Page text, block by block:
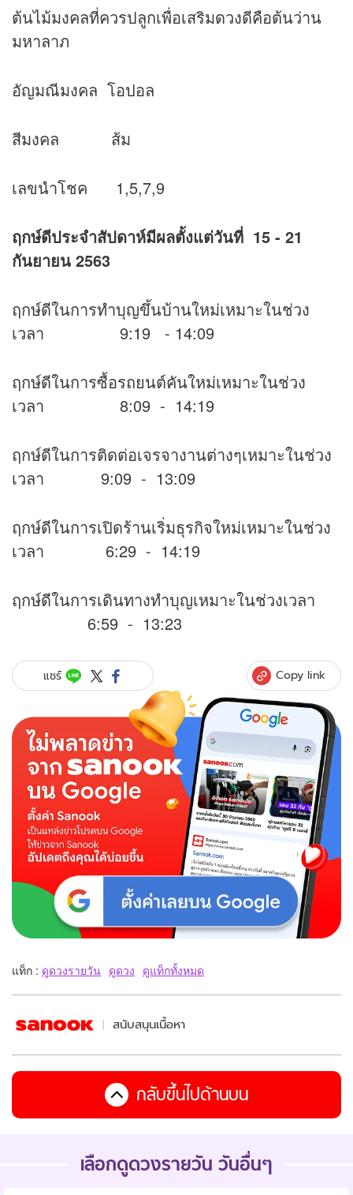
ต้นไม้มงคลที่ควรปลูกเพื่อเสริมดวงดีคือต้นว่าน
มหาลาภ
อัญมณีมงคล โอปอล
สีมงคล ส้ม
เลขนำโชค 1,5,7,9
ฤกษ์ดีประจำสัปดาห์มีผลตั้งแต่วันที่ 15 - 21
กันยายน 2563
ฤกษ์ดีในการทำบุญขึ้นบ้านใหม่เหมาะในช่วง
เวลา 9:19 - 14:09
ฤกษ์ดีในการซื้อรถยนต์คันใหม่เหมาะในช่วง
เวลา 8:09 - 14:19
ฤกษ์ดีในการติดต่อเจรจางานต่างๆเหมาะในช่วง
เวลา 9:09 - 13:09
ฤกษ์ดีในการเปิดร้านเริ่มธุรกิจใหม่เหมาะในช่วง
เวลา 6:29 - 14:19
ฤกษ์ดีในการเดินทางทำบุญเหมาะในช่วงเวลา
6:59 - 13:23
แชร์ Copy link
แท็ก : ดูดวงรายวัน ดูดวง ดูแท็กทั้งหมด
สนับสนุนเนื้อหา
กลับขึ้นไปด้านบน
เลือกดูดวงรายวัน วันอื่นๆ